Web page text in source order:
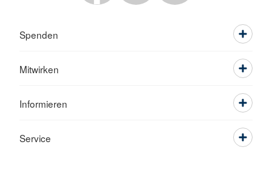
Spenden
Mitwirken
Informieren
Service